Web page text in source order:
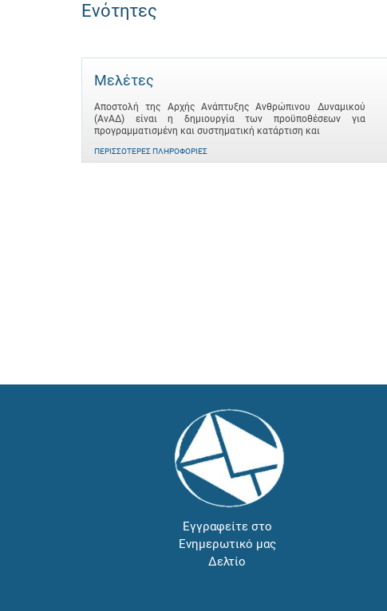
Ενότητες
Μελέτες
Αποστολή της Αρχής Ανάπτυξης Ανθρώπινου Δυναμικού
(ΑνΑΔ) είναι η δημιουργία των προϋποθέσεων για
προγραμματισμένη και συστηματική κατάρτιση και
ΠΕΡΙΣΣΌΤΕΡΕΣ ΠΛΗΡΟΦΟΡΊΕΣ
Εγγραφείτε στο
Ενημερωτικό μας
Δελτίο